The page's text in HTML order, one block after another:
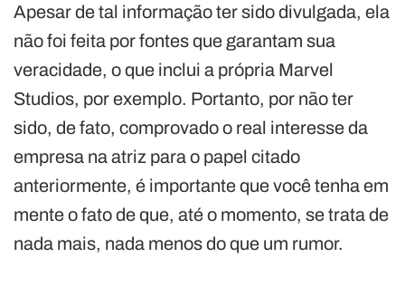
Apesar de tal informação ter sido divulgada, ela
não foi feita por fontes que garantam sua
veracidade, o que inclui a própria Marvel
Studios, por exemplo. Portanto, por não ter
sido, de fato, comprovado o real interesse da
empresa na atriz para o papel citado
anteriormente, é importante que você tenha em
mente o fato de que, até o momento, se trata de
nada mais, nada menos do que um rumor.